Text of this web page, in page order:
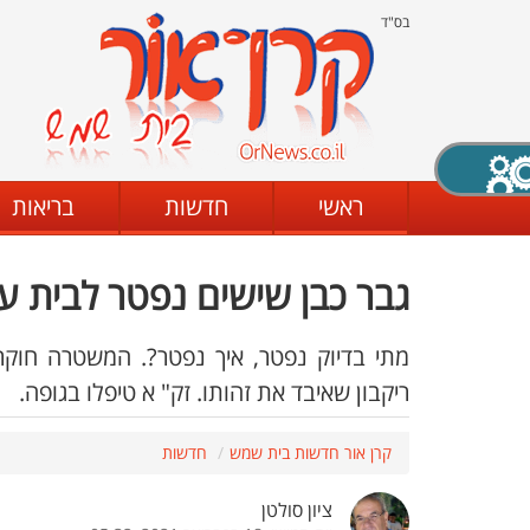
בס"ד
ראשי חדשות בריאות
גבר כבן שישים נפטר לבית
מתי בדיוק נפטר, איך נפטר?. המשטרה
ריקבון שאיבד את זהותו. זק" א טיפלו בגופה.
קרן אור חדשות בית שמש חדשות
ציון סולטן
X סגירה
מצב שחור - לבן קביעת ניגודיות